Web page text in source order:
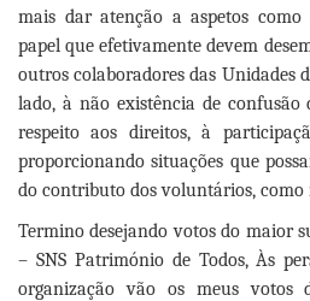
mais dar atenção a aspetos
papel que efetivamente devem
outros colaboradores das Unidades
lado, à não existência de
respeito aos direitos, à
proporcionando situações que
do contributo dos voluntários,
Termino desejando votos do maior
– SNS Património de Todos, Às
organização vão os meus votos